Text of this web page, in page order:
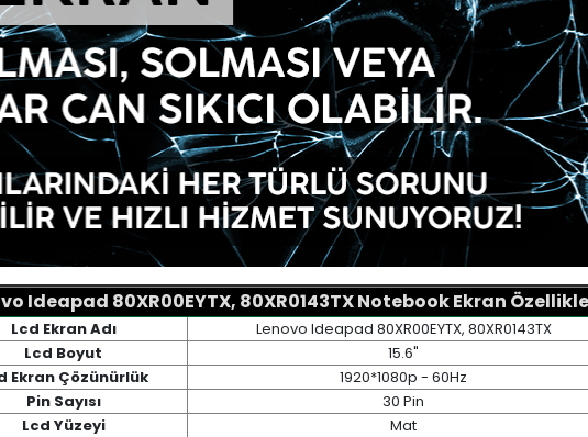
Ideapad 80XR00EYTX, 80XR0143TX Notebook Ekran
Lcd Ekran Adı
Lenovo Ideapad 80XR00EYTX, 80XR0143TX
Lcd Boyut
15.6"
Ekran Çözünürlük
1920*1080p - 60Hz
Pin Sayısı
30 Pin
Lcd Yüzeyi
Mat